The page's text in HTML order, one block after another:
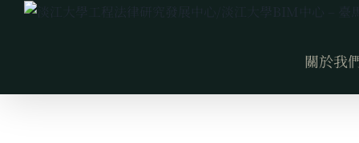
Skip
關於我